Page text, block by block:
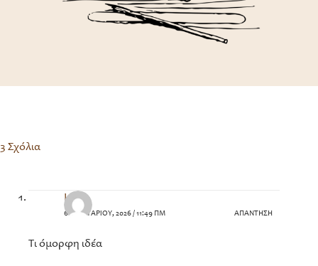
3 Σχόλια
Lina
6 ΙΑΝΟΥΑΡΊΟΥ, 2026 / 11:49 ΠΜ ΑΠΆΝΤΗΣΗ
Τι όμορφη ιδέα